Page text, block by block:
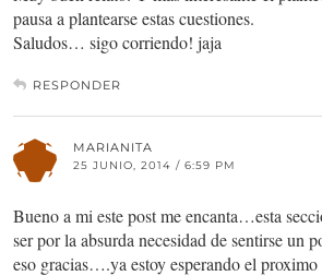
pausa a plantearse estas cuestiones.
Saludos… sigo corriendo! jaja
RESPONDER
MARIANITA
25 JUNIO, 2014 / 6:59 PM
Bueno a mi este post me encanta…esta
ser por la absurda necesidad de sentirse un
eso gracias….ya estoy esperando el proximo